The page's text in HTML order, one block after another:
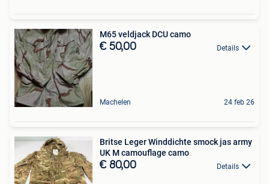
M65 veldjack DCU camo
€ 50,00 Details
Machelen 24 feb 26
Britse Leger Winddichte smock jas army
UK M camouflage camo
€ 80,00 Details